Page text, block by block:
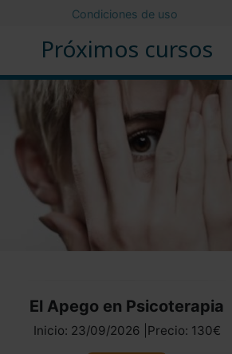
Próximos cursos
El Apego en Psicoterapia
Inicio: 23/09/2026 |Precio: 130€
Condiciones de uso